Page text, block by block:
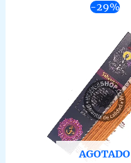
-29%
AGOTADO